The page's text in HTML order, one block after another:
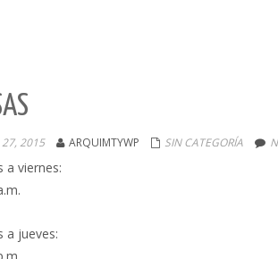
27, 2015 ARQUIMTYWP SIN CATEGORÍA
a viernes:
a jueves: